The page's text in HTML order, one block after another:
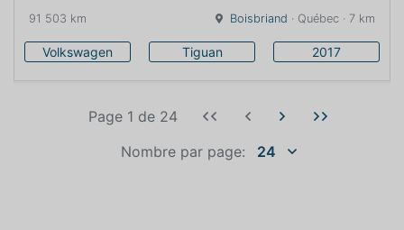
91 503 km Boisbriand · Québec · 7 km
Volkswagen Tiguan 2017
Nombre par page: 24
Page 1 de24